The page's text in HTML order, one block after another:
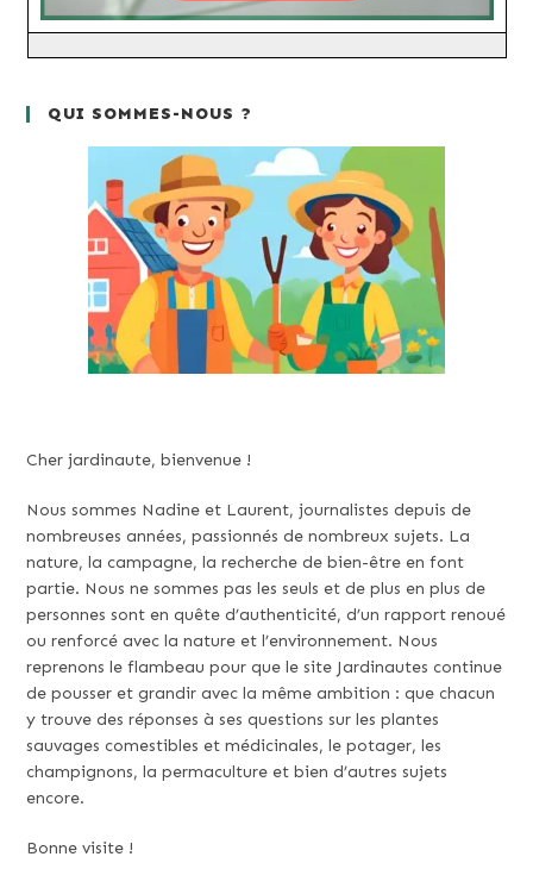
QUI SOMMES-NOUS ?
Cher jardinaute, bienvenue !
Nous sommes Nadine et Laurent, journalistes depuis de
nombreuses années, passionnés de nombreux sujets. La
nature, la campagne, la recherche de bien-être en font
partie. Nous ne sommes pas les seuls et de plus en plus de
personnes sont en quête d’authenticité, d’un rapport renoué
ou renforcé avec la nature et l’environnement. Nous
reprenons le flambeau pour que le site Jardinautes continue
de pousser et grandir avec la même ambition : que chacun
y trouve des réponses à ses questions sur les plantes
sauvages comestibles et médicinales, le potager, les
champignons, la permaculture et bien d’autres sujets
encore.
Bonne visite !